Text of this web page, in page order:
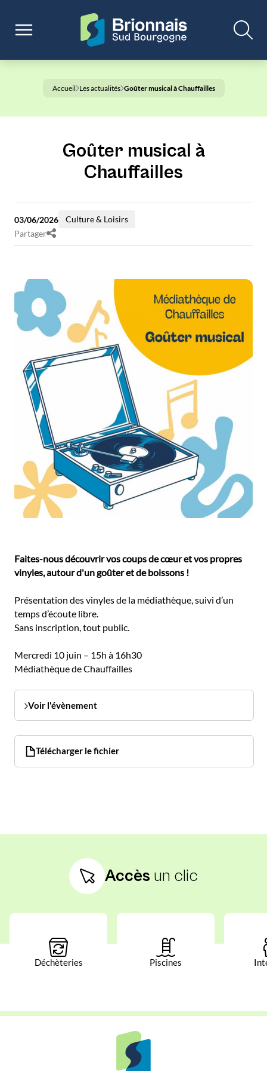
Accueil Les actualités Goûter musical à Chauffailles
Goûter musical à
Chauffailles
03/06/2026
Culture & Loisirs
Partager
Faites-nous découvrir vos coups de cœur et vos propres
vinyles, autour d'un goûter et de boissons !
Présentation des vinyles de la médiathèque, suivi d’un
temps d’écoute libre.
Sans inscription, tout public.
Mercredi 10 juin – 15h à 16h30
Médiathèque de Chauffailles
Voir l'évènement
Télécharger le fichier
Accès un clic
Déchèteries Piscines